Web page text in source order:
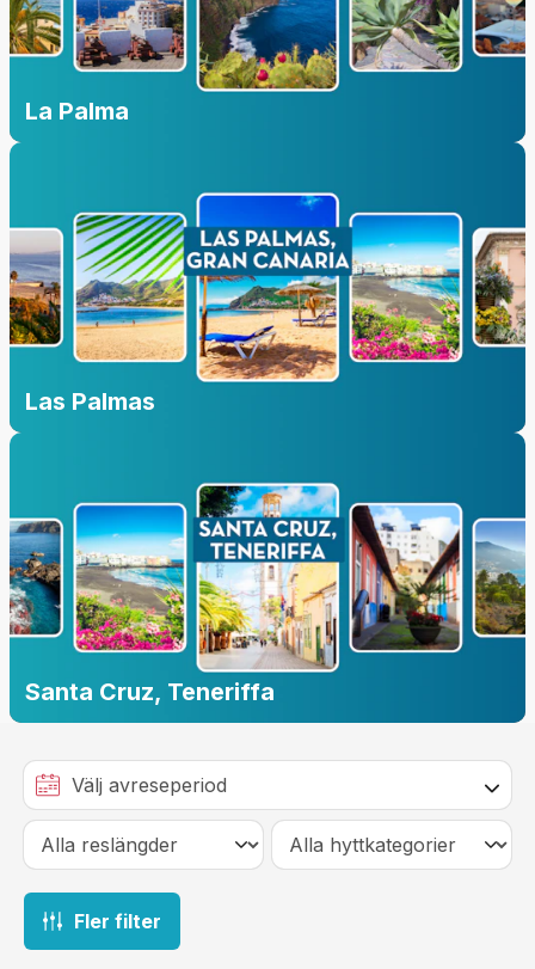
La Palma
Las Palmas
Santa Cruz, Teneriffa
Fler filter